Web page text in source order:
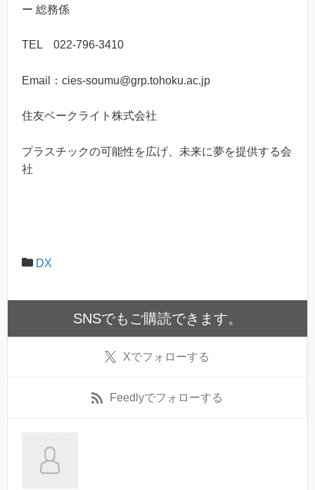
ー 総務係
TEL 022-796-3410
Email：cies-soumu@grp.tohoku.ac.jp
住友ベークライト株式会社
プラスチックの可能性を広げ、未来に夢を提供する会
社
DX
SNSでもご購読できます。
Xでフォローする
Feedlyでフォローする